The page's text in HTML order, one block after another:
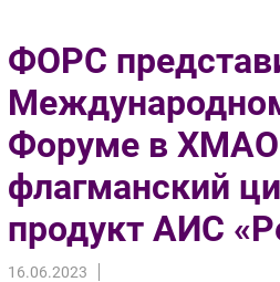
Импорто­замещение
Автоматизация
Интернет
Мобильная связь
Фиксированная связь
Интеграция
Рынок ПК
ФОРС
Форуме в
флагманский
продукт АИС
16.06.2023